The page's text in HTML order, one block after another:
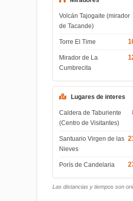
Volcán Tajogaite (mirador
de Tacande)
Torre El Time
Mirador de La
Cumbrecita
Lugares de interes
Caldera de Taburiente
(Centro de Visitantes)
Santuario Virgen de las
Nieves
Porís de Candelaria
Las distancias y tiempos son